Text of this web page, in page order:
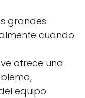
p
r
r
e
n
k
d r
r
e
grandes
cuando
ofrece una
equipo